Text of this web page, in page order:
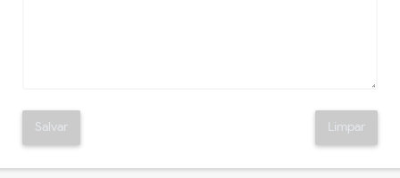
Salvar Limpar